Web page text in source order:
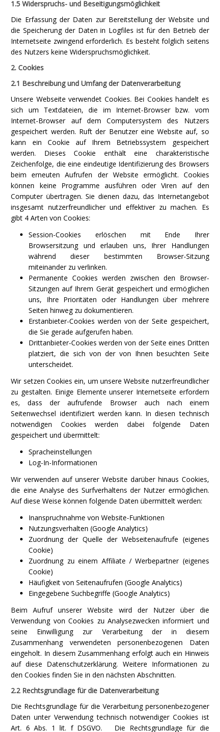
1.5 Widerspruchs- und Beseitigungsmöglichkeit
Die Erfassung der Daten zur Bereitstellung der Website und
die Speicherung der Daten in Logfiles ist für den Betrieb der
Internetseite zwingend erforderlich. Es besteht folglich seitens
des Nutzers keine Widerspruchsmöglichkeit.
2. Cookies
2.1 Beschreibung und Umfang der Datenverarbeitung
Unsere Webseite verwendet Cookies. Bei Cookies handelt es
sich um Textdateien, die im Internet-Browser bzw. vom
Internet-Browser auf dem Computersystem des Nutzers
gespeichert werden. Ruft der Benutzer eine Website auf, so
kann ein Cookie auf Ihrem Betriebssystem gespeichert
werden. Dieses Cookie enthält eine charakteristische
Zeichenfolge, die eine eindeutige Identifizierung des Browsers
beim erneuten Aufrufen der Website ermöglicht. Cookies
können keine Programme ausführen oder Viren auf den
Computer übertragen. Sie dienen dazu, das Internetangebot
insgesamt nutzerfreundlicher und effektiver zu machen. Es
gibt 4 Arten von Cookies:
Session-Cookies erlöschen mit Ende Ihrer
Browsersitzung und erlauben uns, Ihrer Handlungen
während dieser bestimmten Browser-Sitzung
miteinander zu verlinken.
Permanente Cookies werden zwischen den Browser-
Sitzungen auf Ihrem Gerät gespeichert und ermöglichen
uns, Ihre Prioritäten oder Handlungen über mehrere
Seiten hinweg zu dokumentieren.
Erstanbieter-Cookies werden von der Seite gespeichert,
die Sie gerade aufgerufen haben.
Drittanbieter-Cookies werden von der Seite eines Dritten
platziert, die sich von der von Ihnen besuchten Seite
unterscheidet.
Wir setzen Cookies ein, um unsere Website nutzerfreundlicher
zu gestalten. Einige Elemente unserer Internetseite erfordern
es, dass der aufrufende Browser auch nach einem
Seitenwechsel identifiziert werden kann. In diesen technisch
notwendigen Cookies werden dabei folgende Daten
gespeichert und übermittelt:
Spracheinstellungen
Log-In-Informationen
Wir verwenden auf unserer Website darüber hinaus Cookies,
die eine Analyse des Surfverhaltens der Nutzer ermöglichen.
Auf diese Weise können folgende Daten übermittelt werden:
Inanspruchnahme von Website-Funktionen
Nutzungsverhalten (Google Analytics)
Zuordnung der Quelle der Webseitenaufrufe (eigenes
Cookie)
Zuordnung zu einem Affiliate / Werbepartner (eigenes
Cookie)
Häufigkeit von Seitenaufrufen (Google Analytics)
Eingegebene Suchbegriffe (Google Analytics)
Beim Aufruf unserer Website wird der Nutzer über die
Verwendung von Cookies zu Analysezwecken informiert und
seine Einwilligung zur Verarbeitung der in diesem
Zusammenhang verwendeten personenbezogenen Daten
eingeholt. In diesem Zusammenhang erfolgt auch ein Hinweis
auf diese Datenschutzerklärung. Weitere Informationen zu
den Cookies finden Sie in den nächsten Abschnitten.
2.2 Rechtsgrundlage für die Datenverarbeitung
Die Rechtsgrundlage für die Verarbeitung personenbezogener
Daten unter Verwendung technisch notwendiger Cookies ist
Art. 6 Abs. 1 lit. f DSGVO. Die Rechtsgrundlage für die